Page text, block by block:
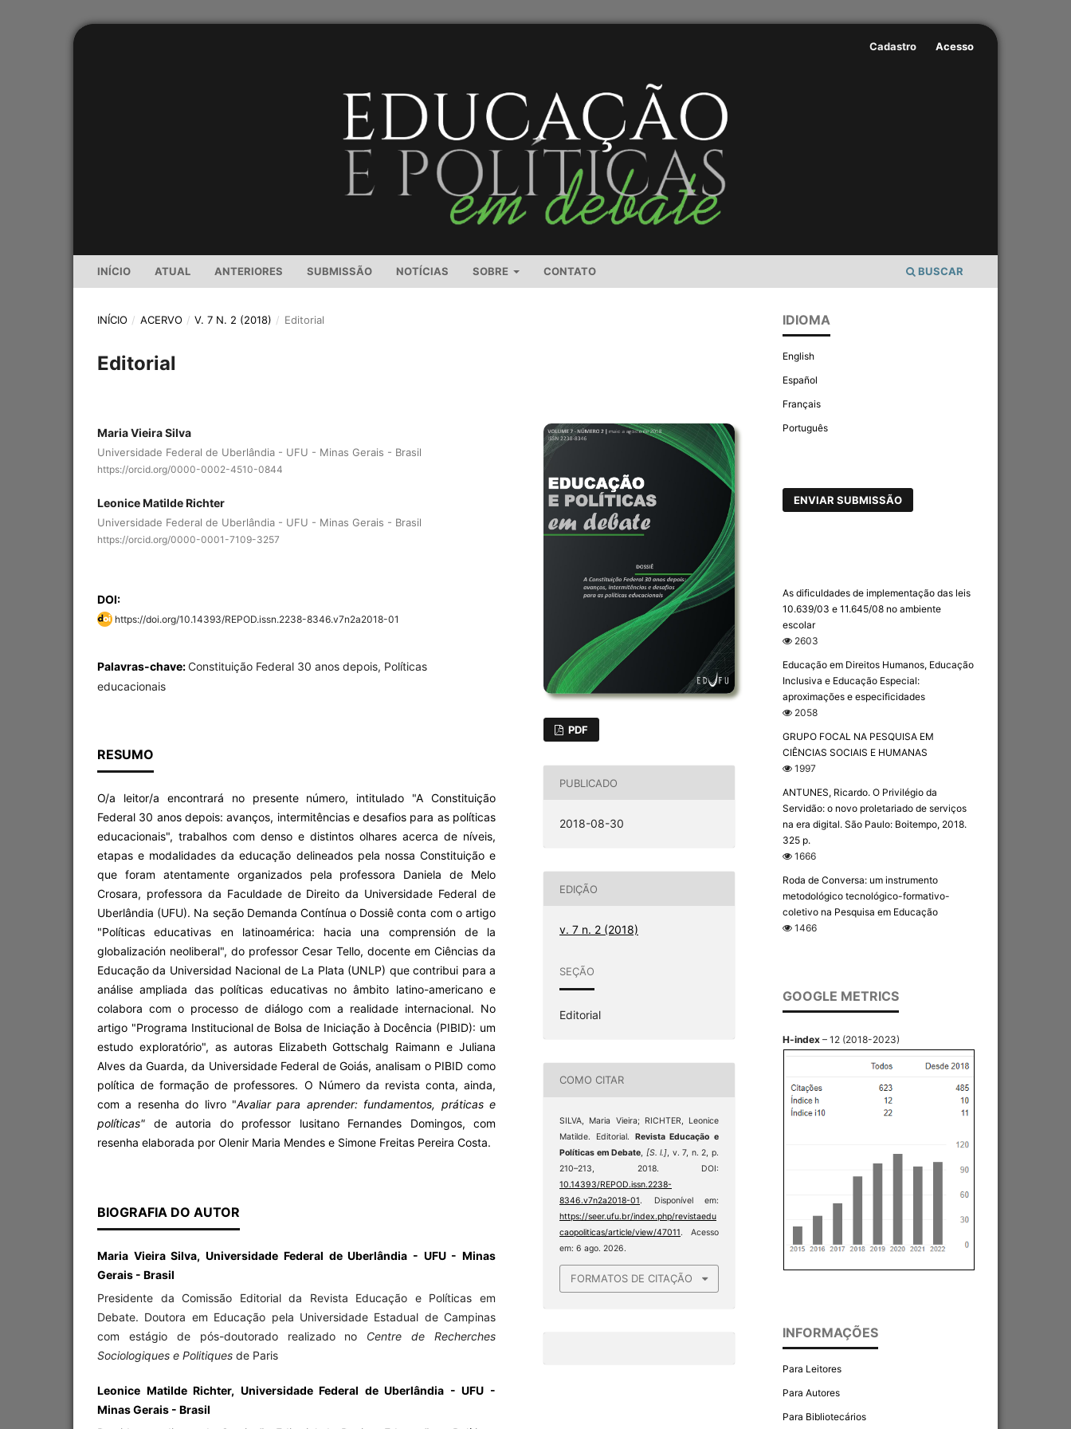
INÍCIO ATUAL ANTERIORES SUBMISSÃO NOTÍCIAS SOBRE CONTATO BUSCAR
Cadastro Acesso
INÍCIO / ACERVO / V. 7 N. 2 (2018) / Editorial
Editorial
Maria Vieira Silva
Universidade Federal de Uberlândia - UFU - Minas Gerais - Brasil
https://orcid.org/0000-0002-4510-0844
Leonice Matilde Richter
Universidade Federal de Uberlândia - UFU - Minas Gerais - Brasil
https://orcid.org/0000-0001-7109-3257
DOI:
https://doi.org/10.14393/REPOD.issn.2238-8346.v7n2a2018-01
Palavras-chave:Constituição Federal 30 anos depois, Políticas
educacionais
RESUMO
O/a leitor/a encontrará no presente número, intitulado "A Constituição
Federal 30 anos depois: avanços, intermitências e desafios para as políticas
educacionais", trabalhos com denso e distintos olhares acerca de níveis,
etapas e modalidades da educação delineados pela nossa Constituição e
que foram atentamente organizados pela professora Daniela de Melo
Crosara, professora da Faculdade de Direito da Universidade Federal de
Uberlândia (UFU). Na seção Demanda Contínua o Dossiê conta com o artigo
"Políticas educativas en latinoamérica: hacia una comprensión de la
globalización neoliberal", do professor Cesar Tello, docente em Ciências da
Educação da Universidad Nacional de La Plata (UNLP) que contribui para a
análise ampliada das políticas educativas no âmbito latino-americano e
colabora com o processo de diálogo com a realidade internacional. No
artigo "Programa Institucional de Bolsa de Iniciação à Docência (PIBID): um
estudo exploratório", as autoras Elizabeth Gottschalg Raimann e Juliana
Alves da Guarda, da Universidade Federal de Goiás, analisam o PIBID como
política de formação de professores. O Número da revista conta, ainda,
com a resenha do livro "Avaliar para aprender: fundamentos, práticas e
políticas" de autoria do professor lusitano Fernandes Domingos, com
resenha elaborada por Olenir Maria Mendes e Simone Freitas Pereira Costa.
BIOGRAFIA DO AUTOR
Maria Vieira Silva, Universidade Federal de Uberlândia - UFU - Minas
Gerais - Brasil
Presidente da Comissão Editorial da Revista Educação e Políticas em
Debate. Doutora em Educação pela Universidade Estadual de Campinas
com estágio de pós-doutorado realizado no Centre de Recherches
Sociologiques e Politiques de Paris
Leonice Matilde Richter, Universidade Federal de Uberlândia - UFU -
Minas Gerais - Brasil
PDF
PUBLICADO
2018-08-30
EDIÇÃO
v. 7 n. 2 (2018)
SEÇÃO
Editorial
COMO CITAR
SILVA, Maria Vieira; RICHTER, Leonice
Matilde. Editorial. Revista Educação e
Políticas em Debate
[S. l.] , v. 7, n. 2, p.
210–213, 2018. DOI:
10.14393/REPOD.issn.2238-
8346.v7n2a2018-01. Disponível em:
https://seer.ufu.br/index.php/revistaedu
caopoliticas/article/view/47011. Acesso
em: 6 ago. 2026.
FORMATOS DE CITAÇÃO
IDIOMA
English
Español
Français
Português
ENVIAR SUBMISSÃO
As dificuldades de implementação das leis
10.639/03 e 11.645/08 no ambiente
escolar
2603
Educação em Direitos Humanos, Educação
Inclusiva e Educação Especial:
aproximações e especificidades
2058
GRUPO FOCAL NA PESQUISA EM
CIÊNCIAS SOCIAIS E HUMANAS
1997
ANTUNES, Ricardo. O Privilégio da
Servidão: o novo proletariado de serviços
na era digital. São Paulo: Boitempo, 2018.
325 p.
1666
Roda de Conversa: um instrumento
metodológico tecnológico-formativo-
coletivo na Pesquisa em Educação
1466
GOOGLE METRICS
H-index – 12 (2018-2023)
INFORMAÇÕES
Para Leitores
Para Autores
Para Bibliotecários